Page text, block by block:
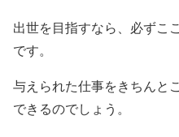
出世を目指すなら、必ずこ
です。
与えられた仕事をきちんと
できるのでしょう。